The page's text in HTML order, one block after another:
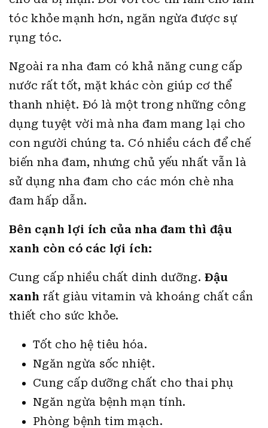
tóc khỏe mạnh hơn, ngăn ngừa được sự
rụng tóc.
Ngoài ra nha đam có khả năng cung cấp
nước rất tốt, mặt khác còn giúp cơ thể
thanh nhiệt. Đó là một trong những công
dụng tuyệt vời mà nha đam mang lại cho
con người chúng ta. Có nhiều cách để chế
biến nha đam, nhưng chủ yếu nhất vẫn là
sử dụng nha đam cho các món chè nha
đam hấp dẫn.
Bên cạnh lợi ích của nha đam thì đậu
xanh còn có các lợi ích:
Cung cấp nhiều chất dinh dưỡng. Đậu
xanh rất giàu vitamin và khoáng chất cần
thiết cho sức khỏe.
Tốt cho hệ tiêu hóa.
Ngăn ngừa sốc nhiệt.
Cung cấp dưỡng chất cho thai phụ
Ngăn ngừa bệnh mạn tính.
Phòng bệnh tim mạch.